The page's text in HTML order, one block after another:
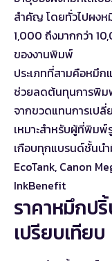
สำคัญ โดยทั่วไปผง
1,000 ถึงมากกว่า
ของงานพิมพ์
ประเภทที่สามคือหมึ
ช่วยลดต้นทุนการพิมพ์
จากขวดแทนการเปลี่
เหมาะสำหรับผู้ที่พิม
เกือบทุกแบรนด์ชั้นนำ
EcoTank, Canon
InkBenefit
ราคาหมึกป
เปรียบเทียบ